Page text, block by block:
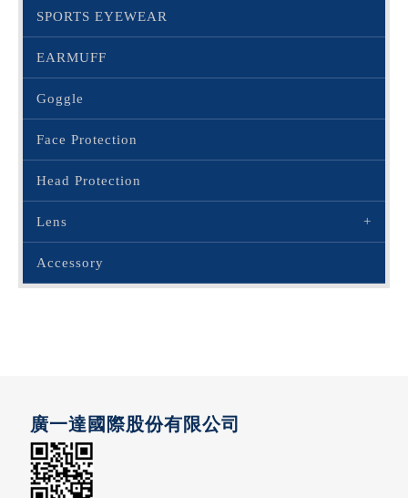
SPORTS EYEWEAR
EARMUFF
Goggle
Face Protection
Head Protection
Lens
Accessory
廣一達國際股份有限公司